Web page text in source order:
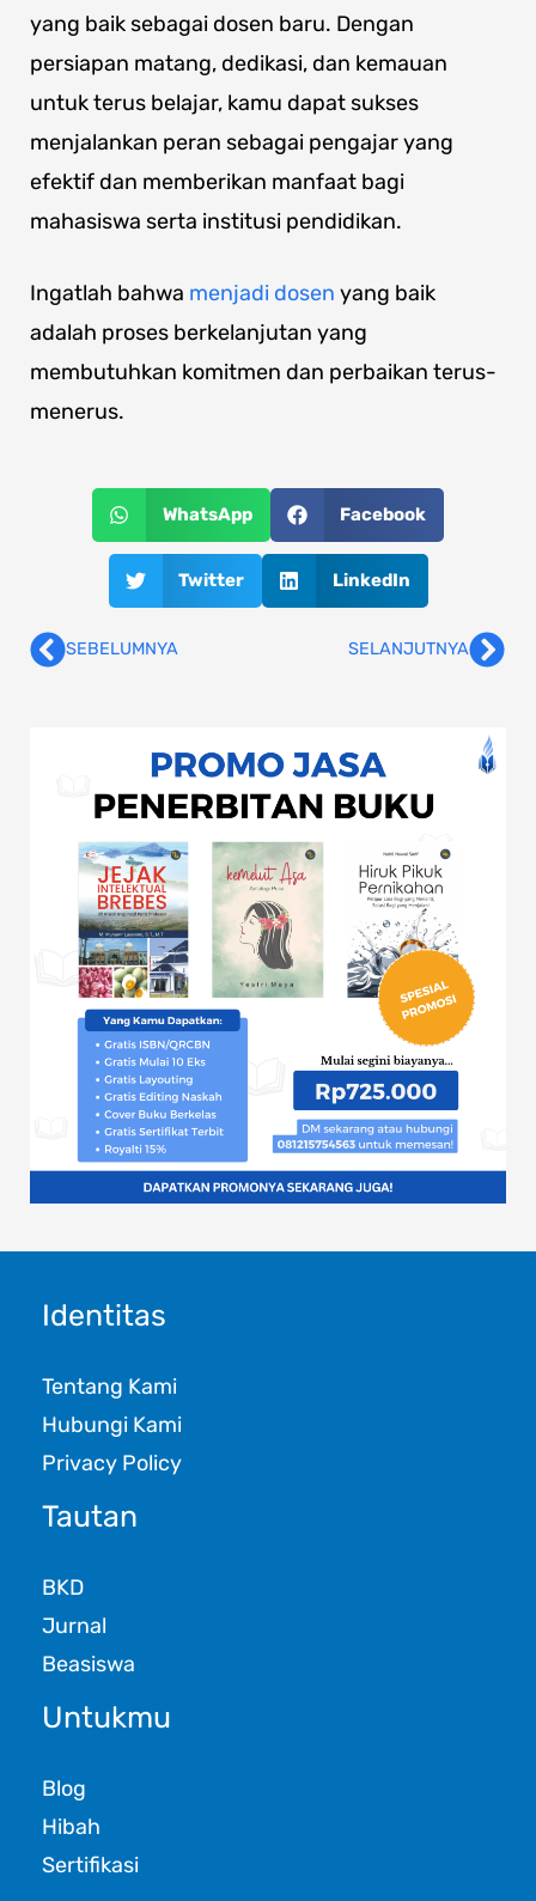
yang baik sebagai dosen baru. Dengan
persiapan matang, dedikasi, dan kemauan
untuk terus belajar, kamu dapat sukses
menjalankan peran sebagai pengajar yang
efektif dan memberikan manfaat bagi
mahasiswa serta institusi pendidikan.
Ingatlah bahwa menjadi dosen yang baik
adalah proses berkelanjutan yang
membutuhkan komitmen dan perbaikan terus-
menerus.
WhatsApp Facebook
Twitter LinkedIn
PrevSEBELUMNYA SELANJUTNYA
Identitas
Tentang Kami
Hubungi Kami
Privacy Policy
Tautan
BKD
Jurnal
Beasiswa
Untukmu
Blog
Hibah
Sertifikasi